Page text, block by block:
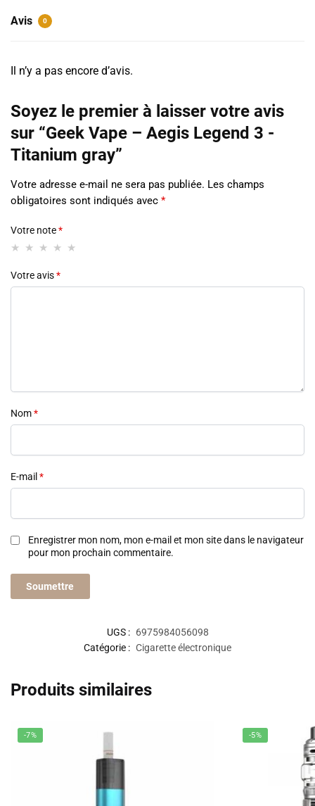
Avis 0
Il n’y a pas encore d’avis.
Soyez le premier à laisser votre avis
sur “Geek Vape – Aegis Legend 3 -
Titanium gray”
Votre adresse e-mail ne sera pas publiée. Les champs
obligatoires sont indiqués avec *
Votre note*
Votre avis*
Nom*
E-mail *
Enregistrer mon nom, mon e-mail et mon site dans le navigateur
pour mon prochain commentaire.
UGS : 6975984056098
Catégorie : Cigarette électronique
Produits similaires
-7% -5%